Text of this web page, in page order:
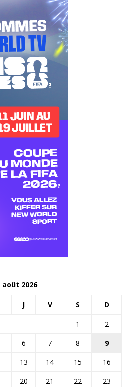
août 2026
J V S D
1
2
6 7 8
9
13 14 15
16
20 21 22
23